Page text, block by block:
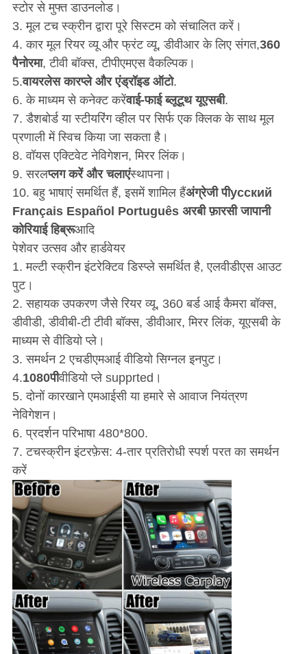
स्टोर से मुफ्त डाउनलोड।
3. मूल टच स्क्रीन द्वारा पूरे सिस्टम को संचालित करें।
4. कार मूल रियर व्यू और फ्रंट व्यू, डीवीआर के लिए संगत,360
पैनोरमा, टीवी बॉक्स, टीपीएमएस वैकल्पिक।
5.वायरलेस कारप्ले और एंड्रॉइड ऑटो.
6. के माध्यम से कनेक्ट करेंवाई-फाई ब्लूटूथ यूएसबी.
7. डैशबोर्ड या स्टीयरिंग व्हील पर सिर्फ एक क्लिक के साथ मूल
प्रणाली में स्विच किया जा सकता है।
8. वॉयस एक्टिवेट नेविगेशन, मिरर लिंक।
9. सरलप्लग करें और चलाएंस्थापना।
10. बहु भाषाएं समर्थित हैं, इसमें शामिल हैंअंग्रेजी पीусский
Français Español Português अरबी फ़ारसी जापानी
कोरियाई हिब्रूआदि
पेशेवर उत्सव और हार्डवेयर
1. मल्टी स्क्रीन इंटरेक्टिव डिस्प्ले समर्थित है, एलवीडीएस आउट
पुट।
2. सहायक उपकरण जैसे रियर व्यू, 360 बर्ड आई कैमरा बॉक्स,
डीवीडी, डीवीबी-टी टीवी बॉक्स, डीवीआर, मिरर लिंक, यूएसबी के
माध्यम से वीडियो प्ले।
3. समर्थन 2 एचडीएमआई वीडियो सिग्नल इनपुट।
4.1080पीवीडियो प्ले supprted।
5. दोनों कारखाने एमआईसी या हमारे से आवाज नियंत्रण
नेविगेशन।
6. प्रदर्शन परिभाषा 480*800.
7. टचस्क्रीन इंटरफ़ेस: 4-तार प्रतिरोधी स्पर्श परत का समर्थन
करें